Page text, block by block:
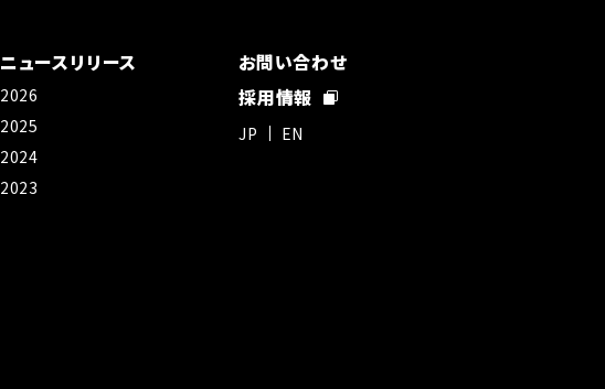
ニュースリリース
2026
2025
2024
2023
お問い合わせ
採用情報
JP EN